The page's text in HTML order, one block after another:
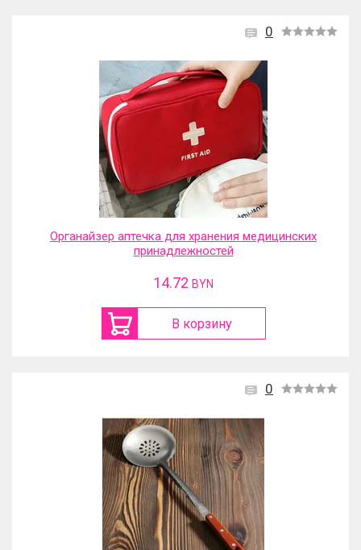
0
Органайзер аптечка для хранения медицинских
принадлежностей
14.72 BYN
В корзину
0